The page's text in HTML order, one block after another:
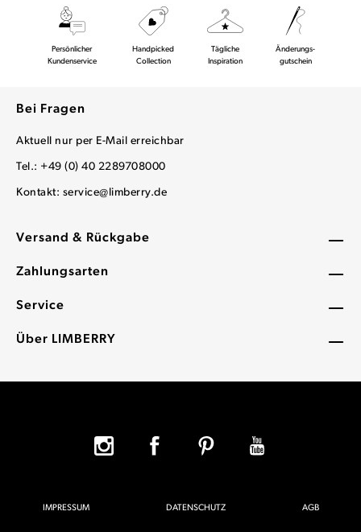
Versand & Rückgabe
Zahlungsarten
Service
Über LIMBERRY
Persönlicher
Kundenservice
Handpicked
Collection
Tägliche
Inspiration
Änderungs-
gutschein
Bei Fragen
Aktuell nur per E-Mail erreichbar
Tel.: +49 (0) 40 2289708000
Kontakt: service@limberry.de
IMPRESSUM DATENSCHUTZ AGB